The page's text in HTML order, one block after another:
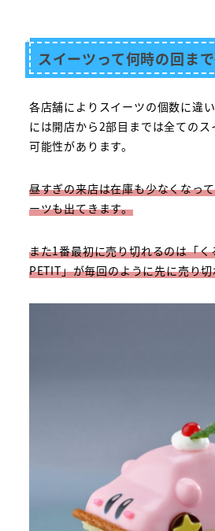
スイーツって何時の回ま
各店舗によりスイーツの個数に違
には開店から2部目までは全てのス
可能性があります。
昼すぎの来店は在庫も少なくなっ
ーツも出てきます。
また1番最初に売り切れるのは「
PETIT」が毎回のように先に売り